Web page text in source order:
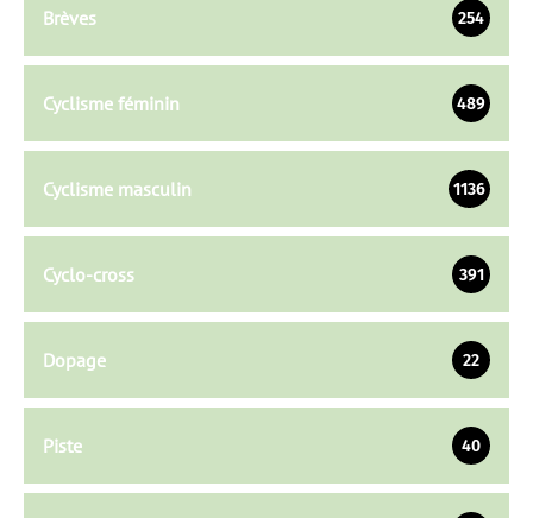
Brèves 254
Cyclisme féminin 489
Cyclisme masculin 1136
Cyclo-cross 391
Dopage 22
Piste 40